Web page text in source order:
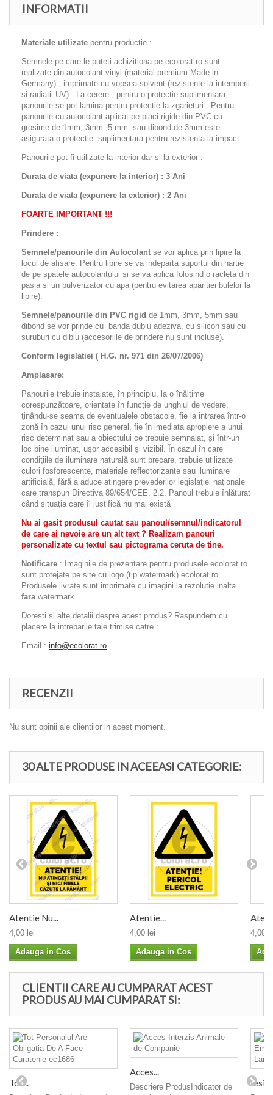
INFORMATII
Materiale utilizate pentru productie :
Semnele pe care le puteti achizitiona pe ecolorat.ro sunt
realizate din autocolant vinyl (material premium Made in
Germany) , imprimate cu vopsea solvent (rezistente la intemperii
si radiatii UV) . La cerere , pentru o protectie suplimentara,
panourile se pot lamina pentru protectie la zgarieturi. Pentru
panourile cu autocolant aplicat pe placi rigide din PVC cu
grosime de 1mm, 3mm ,5 mm sau dibond de 3mm este
asigurata o protectie suplimentara pentru rezistenta la impact.
Panourile pot fi utilizate la interior dar si la exterior .
Durata de viata (expunere la interior) : 3 Ani
Durata de viata (expunere la exterior) : 2 Ani
FOARTE IMPORTANT !!!
Prindere :
Semnele/panourile din Autocolant se vor aplica prin lipire la
locul de afisare. Pentru lipire se va indeparta suportul din hartie
de pe spatele autocolantului si se va aplica folosind o racleta din
pasla si un pulverizator cu apa (pentru evitarea aparitiei bulelor la
lipire).
Semnele/panourile din PVC rigid de 1mm, 3mm, 5mm sau
dibond se vor prinde cu banda dublu adeziva, cu silicon sau cu
suruburi cu diblu (accesoriile de prindere nu sunt incluse).
Conform legislatiei ( H.G. nr. 971 din 26/07/2006)
Amplasare:
Panourile trebuie instalate, în principiu, la o înălţime
corespunzătoare, orientate în funcţie de unghiul de vedere,
ţinându-se seama de eventualele obstacole, fie la intrarea într-o
zonă în cazul unui risc general, fie în imediata apropiere a unui
risc determinat sau a obiectului ce trebuie semnalat, şi într-un
loc bine iluminat, uşor accesibil şi vizibil. În cazul în care
condiţiile de iluminare naturală sunt precare, trebuie utilizate
culori fosforescente, materiale reflectorizante sau iluminare
artificială, fără a aduce atingere prevederilor legislaţiei naţionale
care transpun Directiva 89/654/CEE. 2.2. Panoul trebuie înlăturat
când situaţia care îl justifică nu mai există
Nu ai gasit produsul cautat sau panoul/semnul/indicatorul
de care ai nevoie are un alt text ? Realizam panouri
personalizate cu textul sau pictograma ceruta de tine.
Notificare : Imaginile de prezentare pentru produsele ecolorat.ro
sunt protejate pe site cu logo (tip watermark) ecolorat.ro.
Produsele livrate sunt imprimate cu imagini la rezolutie inalta
farawatermark.
Doresti si alte detalii despre acest produs? Raspundem cu
placere la intrebarile tale trimise catre :
Email : info@ecolorat.ro
RECENZII
Nu sunt opinii ale clientilor in acest moment.
30 ALTE PRODUSE IN ACEEASI CATEGORIE:
Atentie Nu...
4,00 lei
Adauga in Cos
Atentie...
4,00 lei
Adauga in Cos
4,00
CLIENTII CARE AU CUMPARAT ACEST
PRODUS AU MAI CUMPARAT SI:
Tot...
Acces...
Descriere ProdusIndicator de